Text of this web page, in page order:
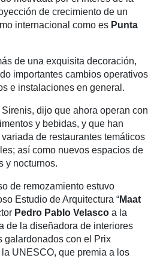
de crecimiento de un
internacional como es Punta
de una exquisita decoración,
importantes cambios operativos
e instalaciones en general.
dijo que ahora operan con
y bebidas, y que han
de restaurantes temáticos
así como nuevos espacios de
y nocturnos.
de remozamiento estuvo
Estudio de Arquitectura “Maat
Pedro Pablo Velasco a la
de la diseñadora de interiores
galardonados con el Prix
UNESCO, que premia a los